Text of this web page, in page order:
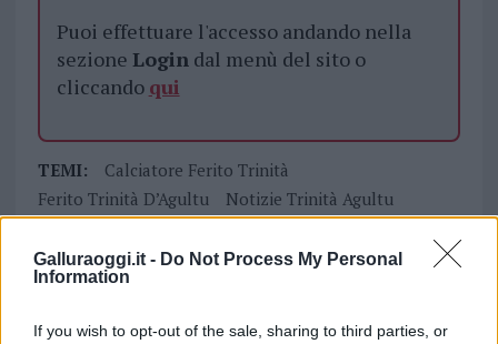
Galluraoggi.it - Do Not Process My Personal
Information
If you wish to opt-out of the sale, sharing to third parties, or
Puoi effettuare l'accesso andando nella
sezione Logindal menù del sito o
cliccando qui
TEMI:
Calciatore Ferito Trinità
Ferito Trinità D’Agultu
Notizie Trinità Agultu
Inviaci le tue segnalazioni,
345 356 7512